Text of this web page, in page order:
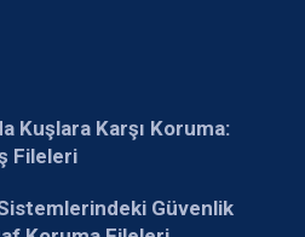
Kuşlara Karşı Koruma:
Fileleri
Güvenlik